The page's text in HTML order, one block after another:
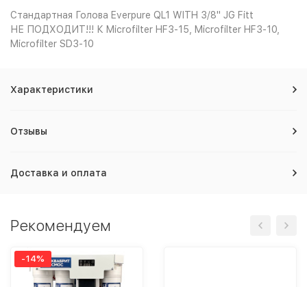
Стандартная Голова Everpure QL1 WITH 3/8" JG Fitt
НЕ ПОДХОДИТ!!! К Microfilter HF3-15, Microfilter HF3-10,
Microfilter SD3-10
Характеристики
Отзывы
Доставка и оплата
Рекомендуем
-14%